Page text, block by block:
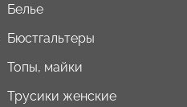
Белье
Бюстгальтеры
Топы, майки
Трусики женские